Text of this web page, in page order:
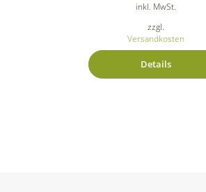
inkl. MwSt.
zzgl.
Versandkosten
Details